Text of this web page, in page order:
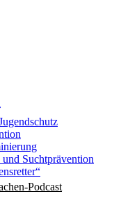
und Suchtprävention
Podcast